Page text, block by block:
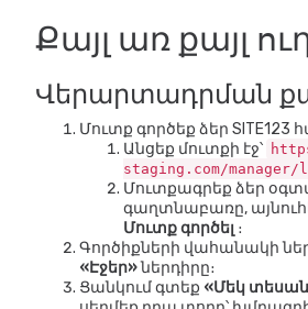
Քայլ առ քայլ
Վերարտադրման
Մուտք գործեք ձեր SITE123
Անցեք մուտքի էջ՝
staging.com/
Մուտքագրեք ձեր
գաղտնաբառը,
Մուտք գործել ։
Գործիքների վահանակի
«Էջեր»ներդիրը։
Ցանկում գտեք «Մեկ